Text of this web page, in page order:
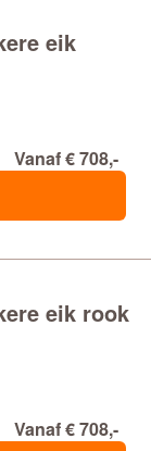
eik
Vanaf € 708,-
eik rook
Vanaf € 708,-